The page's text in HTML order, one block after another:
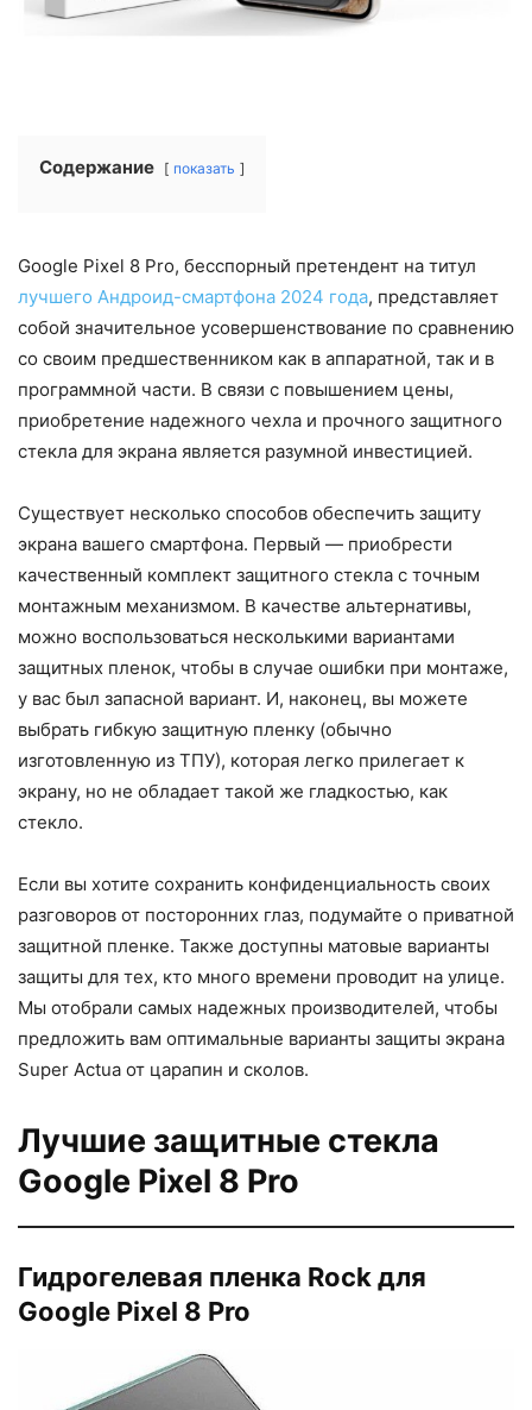
Содержание показать
Google Pixel 8 Pro, бесспорный претендент на титул
лучшего Андроид-смартфона 2024 года, представляет
собой значительное усовершенствование по сравнению
со своим предшественником как в аппаратной, так и в
программной части. В связи с повышением цены,
приобретение надежного чехла и прочного защитного
стекла для экрана является разумной инвестицией.
Существует несколько способов обеспечить защиту
экрана вашего смартфона. Первый — приобрести
качественный комплект защитного стекла с точным
монтажным механизмом. В качестве альтернативы,
можно воспользоваться несколькими вариантами
защитных пленок, чтобы в случае ошибки при монтаже,
у вас был запасной вариант. И, наконец, вы можете
выбрать гибкую защитную пленку (обычно
изготовленную из ТПУ), которая легко прилегает к
экрану, но не обладает такой же гладкостью, как
стекло.
Если вы хотите сохранить конфиденциальность своих
разговоров от посторонних глаз, подумайте о приватной
защитной пленке. Также доступны матовые варианты
защиты для тех, кто много времени проводит на улице.
Мы отобрали самых надежных производителей, чтобы
предложить вам оптимальные варианты защиты экрана
Super Actua от царапин и сколов.
Лучшие защитные стекла
Google Pixel 8 Pro
Гидрогелевая пленка Rock для
Google Pixel 8 Pro